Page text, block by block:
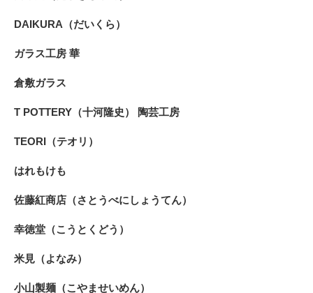
DAIKURA（だいくら）
ガラス工房 華
倉敷ガラス
T POTTERY（十河隆史） 陶芸工房
TEORI（テオリ）
はれもけも
佐藤紅商店（さとうべにしょうてん）
幸徳堂（こうとくどう）
米見（よなみ）
小山製麺（こやませいめん）